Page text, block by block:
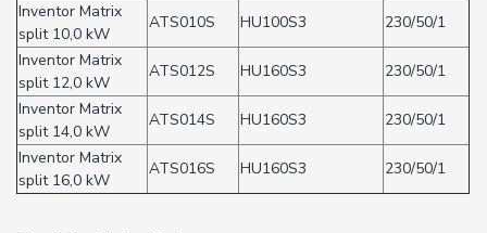
Inventor Matrix
split 10,0 kW
ATS010S HU100S3
230/50/1
Inventor Matrix
split 12,0 kW
ATS012S HU160S3
230/50/1
Inventor Matrix
split 14,0 kW
ATS014S HU160S3
230/50/1
Inventor Matrix
split 16,0 kW
ATS016S HU160S3 230/50/1